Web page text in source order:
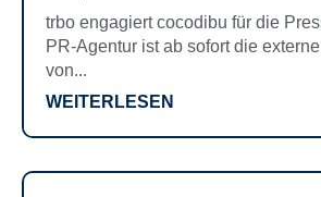
trbo engagiert cocodibu für die
PR-Agentur ist ab sofort die
von...
WEITERLESEN